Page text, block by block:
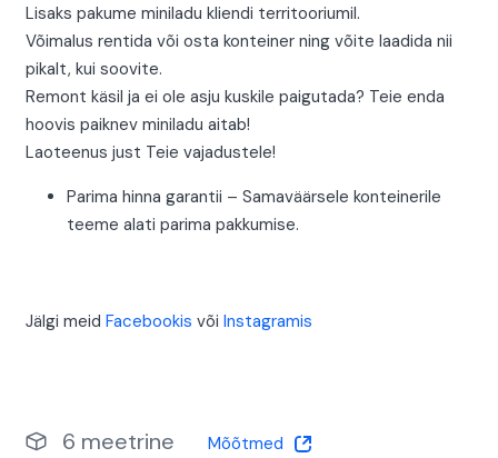
Lisaks pakume miniladu kliendi territooriumil.
Võimalus rentida või osta konteiner ning võite laadida nii
pikalt, kui soovite.
Remont käsil ja ei ole asju kuskile paigutada? Teie enda
hoovis paiknev miniladu aitab!
Laoteenus just Teie vajadustele!
Parima hinna garantii – Samaväärsele konteinerile
teeme alati parima pakkumise.
Jälgi meid Facebookis või Instagramis
6 meetrine Mõõtmed